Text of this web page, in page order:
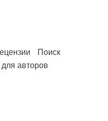
Поиск
авторов